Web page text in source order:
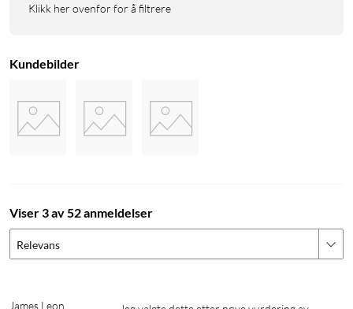
Klikk her ovenfor for å filtrere
Kundebilder
Viser 3 av 52 anmeldelser
Relevans
James Leon